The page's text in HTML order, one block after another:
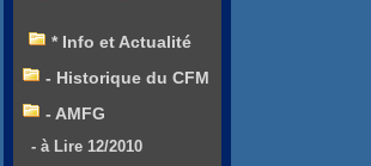
* Info et Actualité
- Historique du CFM
- AMFG
- à Lire 12/2010